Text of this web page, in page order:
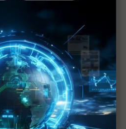
時代市值與關鍵時刻
行長的John Ternus是誰？
推動的低碳硬體設計
手 蘋果押寶Ternus找回
John Ternus協調力見長